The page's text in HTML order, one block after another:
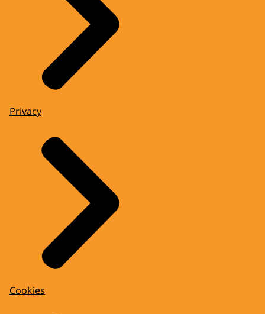
Privacy
Cookies